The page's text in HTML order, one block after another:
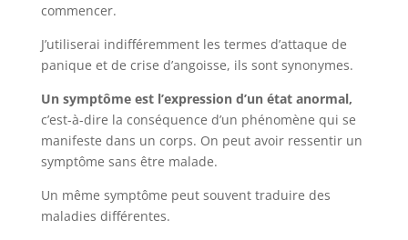
commencer.
J’utiliserai indifféremment les termes d’attaque de
panique et de crise d’angoisse, ils sont synonymes.
Un symptôme est l’expression d’un état anormal,
c’est-à-dire la conséquence d’un phénomène qui se
manifeste dans un corps. On peut avoir ressentir un
symptôme sans être malade.
Un même symptôme peut souvent traduire des
maladies différentes.